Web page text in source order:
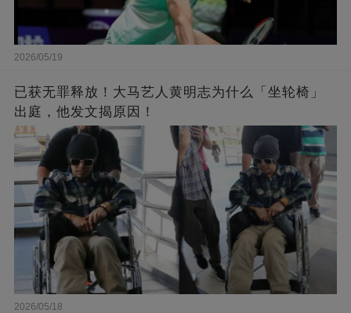
2026/05/19
已获无罪释放！大马艺人黄明志为什么「坐轮椅」
出庭，他发文揭原因！
2026/05/18